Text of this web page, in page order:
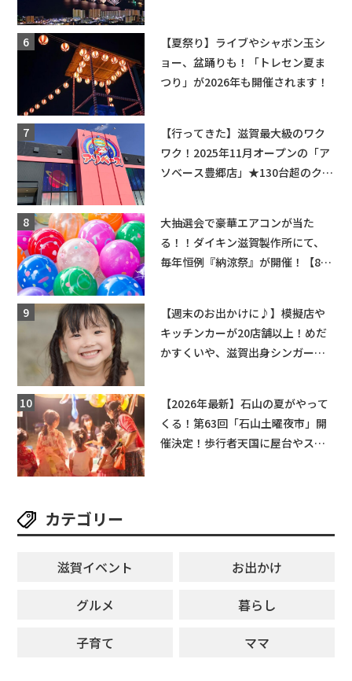
【夏祭り】ライブやシャボン玉シ
ョー、盆踊りも！「トレセン夏ま
つり」が2026年も開催されます！
【行ってきた】滋賀最大級のワク
ワク！2025年11月オープンの「ア
ソベース豊郷店」★130台超のクレ
大抽選会で豪華エアコンが当た
る！！ダイキン滋賀製作所にて、
毎年恒例『納涼祭』が開催！【8月
【週末のお出かけに♪】模擬店や
キッチンカーが20店舗以上！めだ
かすくいや、滋賀出身シンガーソ
【2026年最新】石山の夏がやって
くる！第63回「石山土曜夜市」開
催決定！歩行者天国に屋台やステ
カテゴリー
滋賀イベント
お出かけ
グルメ
暮らし
子育て
ママ